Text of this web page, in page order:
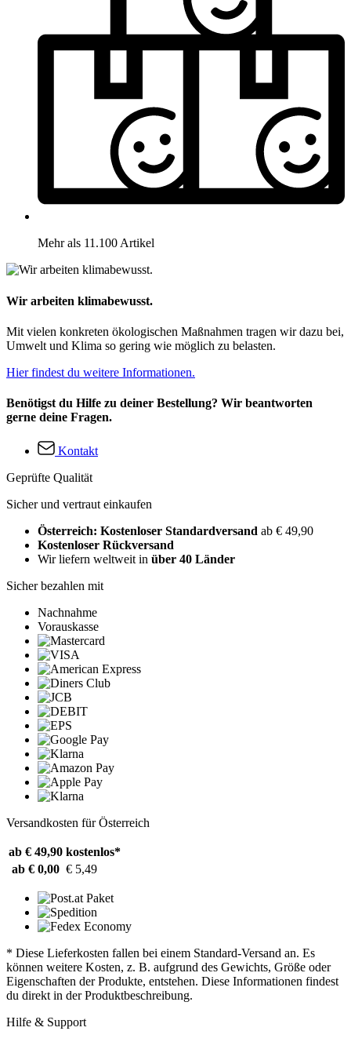
Mehr als 11.100 Artikel
Wir arbeiten klimabewusst.
Mit vielen konkreten ökologischen Maßnahmen tragen wir dazu bei,
Umwelt und Klima so gering wie möglich zu belasten.
Hier findest du weitere Informationen.
Benötigst du Hilfe zu deiner Bestellung? Wir beantworten
gerne deine Fragen.
Kontakt
Geprüfte Qualität
Sicher und vertraut einkaufen
Österreich: Kostenloser Standardversand ab € 49,90
Kostenloser Rückversand
Wir liefern weltweit in über 40 Länder
Sicher bezahlen mit
Nachnahme
Vorauskasse
Versandkosten für Österreich
ab € 49,90 kostenlos*
ab € 0,00 € 5,49
* Diese Lieferkosten fallen bei einem Standard-Versand an. Es
können weitere Kosten, z. B. aufgrund des Gewichts, Größe oder
Eigenschaften der Produkte, entstehen. Diese Informationen findest
du direkt in der Produktbeschreibung.
Hilfe & Support